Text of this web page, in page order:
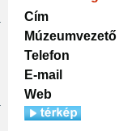
Cím
Múzeumvezető
Telefon
E-mail
Web